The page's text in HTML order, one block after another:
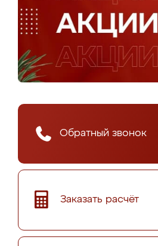
Обратный звонок
Заказать расчёт